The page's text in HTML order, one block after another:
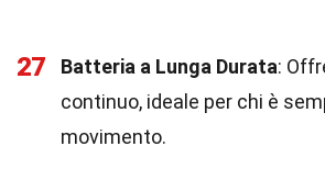
27 Batteria a Lunga Durata:
continuo, ideale per chi è
movimento.